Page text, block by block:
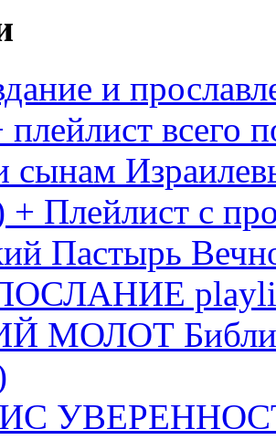
и
плейлист
сынам
+ Плейлист с
Пастырь
МОЛОТ Библия